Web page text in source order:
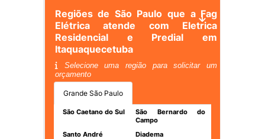
Regiões de São Paulo que a Fag
Elétrica atende com Eletrica
Residencial e Predial em
Itaquaquecetuba
Selecione uma região para solicitar um
orçamento
Grande São Paulo
São Caetano do Sul
São Bernardo do
Campo
Santo André
Diadema